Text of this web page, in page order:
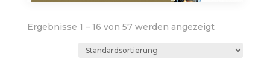
Ergebnisse 1 – 16 von 57 werden angezeigt